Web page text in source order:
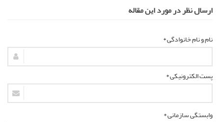
ارسال نظر در مورد این مقاله
نام و نام خانوادگی *
پست الکترونیکی *
وابستگی سازمانی *